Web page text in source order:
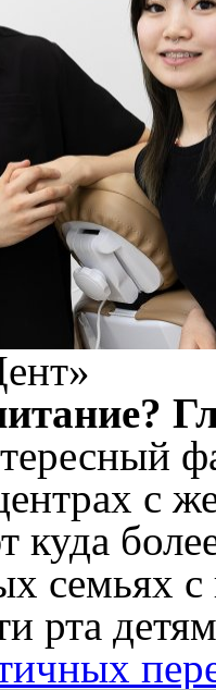
с
куда
семьях
рта